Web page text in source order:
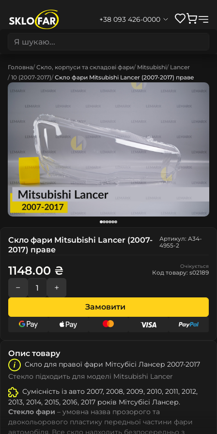
+38 093 426-0000
Головна Скло, корпуси та складові фари Mitsubishi Lancer
10 (2007-2017) Скло фари Mitsubishi Lancer (2007-2017) праве
Скло фари Mitsubishi Lancer (2007-
2017) праве
Артикул: A34-
4955-2
Очікується
Код товару: s02189
1148.00 ₴
− +
Замовити
Опис товару
Скло для правої фари Мітcубіcі Лансер 2007-2017
Стекло підходить для моделі Mitsubishi Lancer
Сумісність із авто 2007, 2008, 2009, 2010, 2011, 2012,
2013, 2014, 2015, 2016, 2017 років Мітcубіcі Лансер.
Стекло фари – умовна назва прозорого та
двокольорового пластику передньої частини фари
автомобіля. Все скло надходить безпосередньо з